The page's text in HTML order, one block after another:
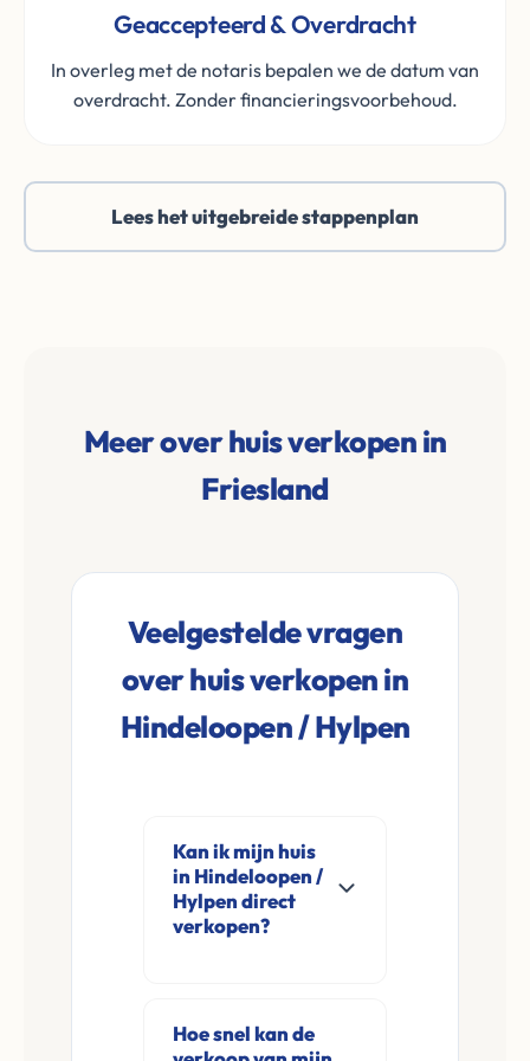
Geaccepteerd & Overdracht
In overleg met de notaris bepalen we de datum van
overdracht. Zonder financieringsvoorbehoud.
Lees het uitgebreide stappenplan
Meer over huis verkopen in
Friesland
Veelgestelde vragen
over huis verkopen in
Hindeloopen / Hylpen
Kan ik mijn huis
in Hindeloopen /
Hylpen direct
verkopen?
direct aan in
Hoe snel kan de